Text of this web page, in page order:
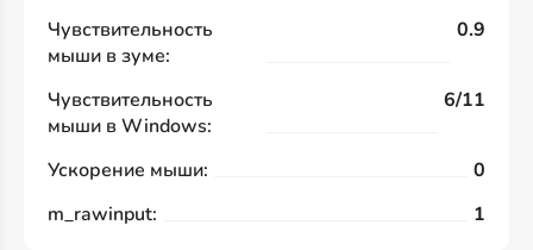
Чувствительность
мыши в зуме:
0.9
Чувствительность
мыши в Windows:
6/11
Ускорение мыши:
0
m_rawinput:
1